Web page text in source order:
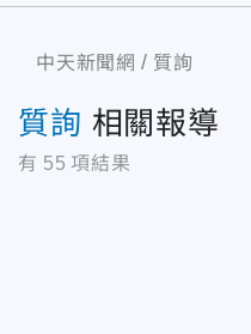
中天新聞網 質詢
質詢 相關報導
有 55 項結果